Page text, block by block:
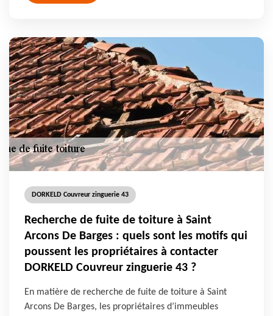
DORKELD Couvreur zinguerie 43
Recherche de fuite de toiture à Saint
Arcons De Barges : quels sont les motifs qui
poussent les propriétaires à contacter
DORKELD Couvreur zinguerie 43 ?
En matière de recherche de fuite de toiture à Saint
Arcons De Barges, les propriétaires d’immeubles